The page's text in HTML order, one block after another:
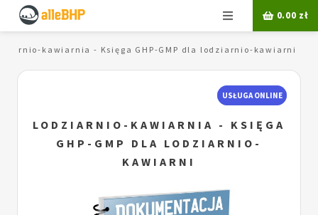
Menu 0.00 zł
kawiarnia - Księga GHP-GMP dla lodziarnio-kawiarni
USŁUGA ONLINE
LODZIARNIO-KAWIARNIA - KSIĘGA
GHP-GMP DLA LODZIARNIO-
KAWIARNI